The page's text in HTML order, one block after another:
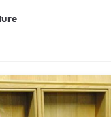
que ce
La capitale mondiale